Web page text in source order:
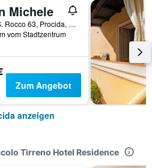
Michele
Via S. Rocco 63, Procida, Provinz Neapel, Italien
vom Stadtzentrum
Zum Angebot
anzeigen
Tirreno Hotel Residence